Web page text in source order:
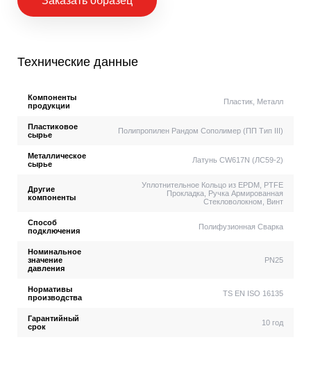
Технические данные
Компоненты
продукции
Пластик, Металл
Пластиковое
сырье
Полипропилен Рандом Сополимер (ПП Тип III)
Металлическое
сырье
Латунь CW617N (ЛС59-2)
Другие
компоненты
Уплотнительное Кольцо из EPDM, PTFE
Прокладка, Ручка Армированная
Стекловолокном, Винт
Способ
подключения
Полифузионная Сварка
Номинальное
значение
давления
PN25
Нормативы
производства
TS EN ISO 16135
Гарантийный
срок
10 год